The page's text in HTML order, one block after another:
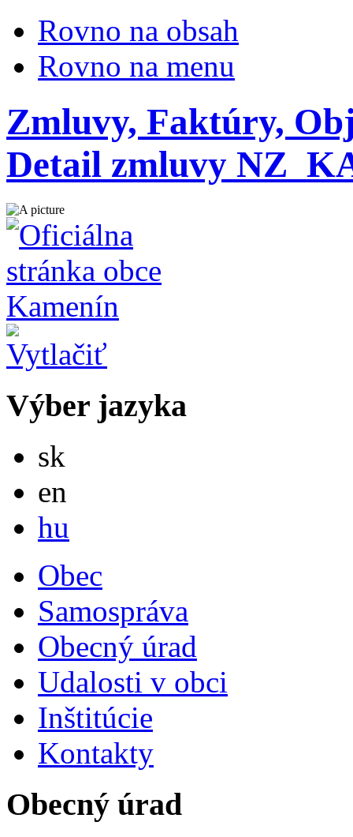
Rovno na obsah
Rovno na menu
Zmluvy, Faktúry,
Detail zmluvy
Výber jazyka
sk
en
hu
Obec
Samospráva
Obecný úrad
Udalosti v obci
Inštitúcie
Kontakty
Obecný úrad